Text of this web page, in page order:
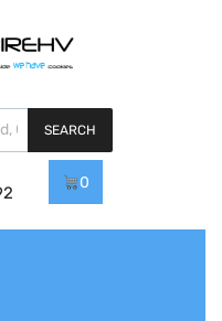
SEARCH
0